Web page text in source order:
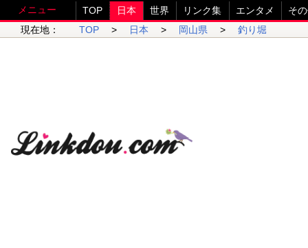
メニュー TOP 日本 世界 リンク集 エンタメ
そ
現在地：
TOP > 日本 > 岡山県 > 釣り堀